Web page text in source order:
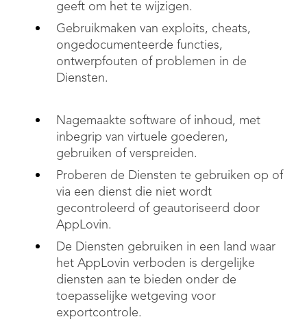
geeft om het te wijzigen.
Gebruikmaken van exploits, cheats,
ongedocumenteerde functies,
ontwerpfouten of problemen in de
Diensten.
Nagemaakte software of inhoud, met
inbegrip van virtuele goederen,
gebruiken of verspreiden.
Proberen de Diensten te gebruiken op of
via een dienst die niet wordt
gecontroleerd of geautoriseerd door
AppLovin.
De Diensten gebruiken in een land waar
het AppLovin verboden is dergelijke
diensten aan te bieden onder de
toepasselijke wetgeving voor
exportcontrole.